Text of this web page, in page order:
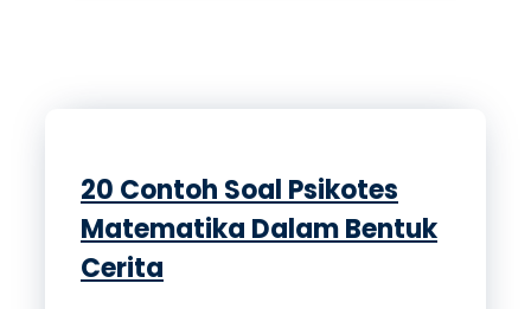
20 Contoh Soal Psikotes
Matematika Dalam Bentuk
Cerita